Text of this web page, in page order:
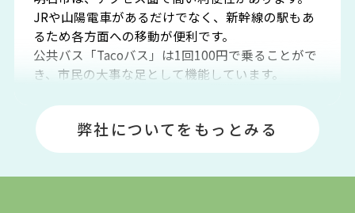
JRや山陽電車があるだけでなく、新幹線の駅もあ
るため各方面への移動が便利です。
公共バス「Tacoバス」は1回100円で乗ることがで
き、市民の大事な足として機能しています。
場や釣りスポットが多くあります。JR「大久保
駅」周辺には、ビブレ・イオンをはじめとした買
い物施設も多くあり、買い物にも困りません。
弊社についてをもっとみる